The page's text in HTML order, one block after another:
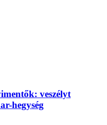
veszélyt
hegység